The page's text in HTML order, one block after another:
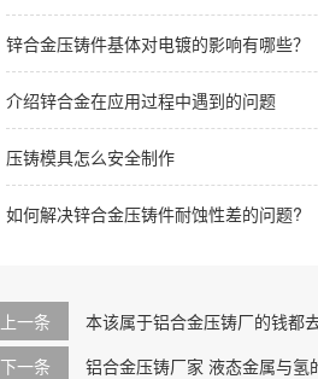
锌合金压铸件基体对电镀的影响有哪些？
介绍锌合金在应用过程中遇到的问题
压铸模具怎么安全制作
如何解决锌合金压铸件耐蚀性差的问题?
上一条
本该属于铝合金压铸厂的钱都
下一条
铝合金压铸厂家 液态金属与氢